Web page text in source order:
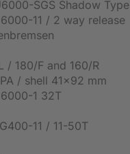
SGS Shadow Type
11 / 2 way release
/ 180/F and 160/R
/ shell 41x92 mm
1 32T
11 / 11-50T